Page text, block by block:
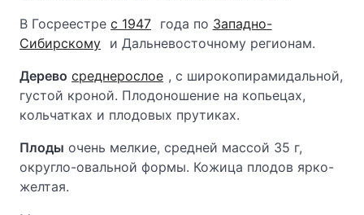
В Госреестре с 1947 года по Западно-
Сибирскому и Дальневосточному регионам.
Дерево среднерослое , с широкопирамидальной,
густой кроной. Плодоношение на копьецах,
кольчатках и плодовых прутиках.
Плоды очень мелкие, средней массой 35 г,
округло-овальной формы. Кожица плодов ярко-
желтая.